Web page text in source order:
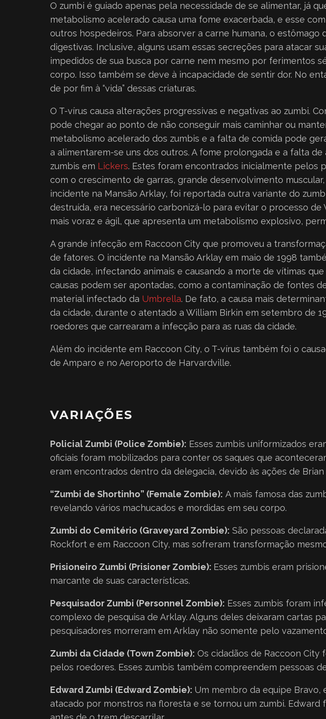
O zumbi é guiado apenas pela necessidade de se alimentar, já
metabolismo acelerado causa uma fome exacerbada, e esse
outros hospedeiros. Para absorver a carne humana, o
digestivas. Inclusive, alguns usam essas secreções para atacar
impedidos de sua busca por carne nem mesmo por ferimentos
corpo. Isso também se deve à incapacidade de sentir dor. No
de por fim à “vida” dessas criaturas.
O T-vírus causa alterações progressivas e negativas ao zumbi.
pode chegar ao ponto de não conseguir mais caminhar ou
metabolismo acelerado dos zumbis e a falta de comida pode
a alimentarem-se uns dos outros. A fome prolongada e a falta
zumbis em Lickers. Estes foram encontrados inicialmente pelos
com o crescimento de garras, grande desenvolvimento
incidente na Mansão Arklay, foi reportada outra variante do
destruída, era necessário carbonizá-lo para evitar o processo de
mais voraz e ágil, que apresenta um metabolismo explosivo,
A grande infecção em Raccoon City que promoveu a
de fatores. O incidente na Mansão Arklay em maio de 1998
da cidade, infectando animais e causando a morte de vítimas
causas podem ser apontadas, como a contaminação de fontes
material infectado da Umbrella. De fato, a causa mais
da cidade, durante o atentado a William Birkin em setembro de
roedores que carrearam a infecção para as ruas da cidade.
Além do incidente em Raccoon City, o T-vírus também foi o
de Amparo e no Aeroporto de Harvardville.
VARIAÇÕES
Policial Zumbi (Police Zombie): Esses zumbis uniformizados
oficiais foram mobilizados para conter os saques que
eram encontrados dentro da delegacia, devido às ações de Brian
“Zumbi de Shortinho” (Female Zombie): A mais famosa das
revelando vários machucados e mordidas em seu corpo.
Zumbi do Cemitério (Graveyard Zombie): São pessoas
Rockfort e em Raccoon City, mas sofreram transformação
Prisioneiro Zumbi (Prisioner Zombie): Esses zumbis eram
marcante de suas características.
Pesquisador Zumbi (Personnel Zombie): Esses zumbis foram
complexo de pesquisa de Arklay. Alguns deles deixaram cartas
pesquisadores morreram em Arklay não somente pelo
Zumbi da Cidade (Town Zombie): Os cidadãos de Raccoon City
pelos roedores. Esses zumbis também compreendem pessoas
Edward Zumbi (Edward Zombie): Um membro da equipe Bravo,
atacado por monstros na floresta e se tornou um zumbi.